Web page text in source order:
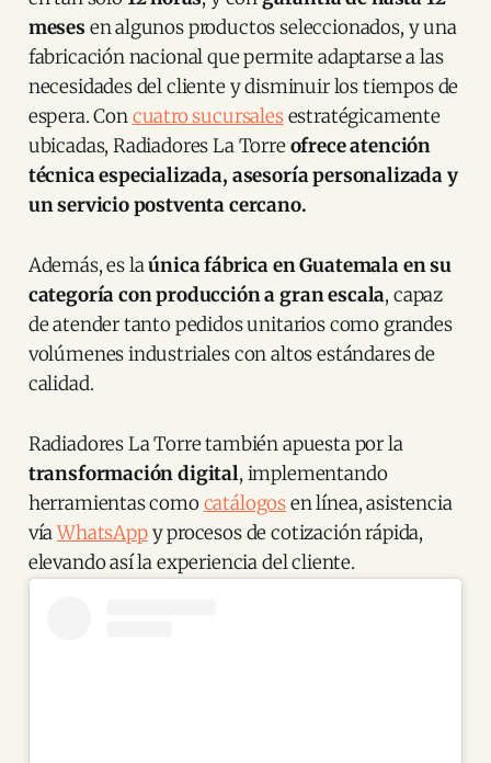
meses en algunos productos seleccionados, y una
fabricación nacional que permite adaptarse a las
necesidades del cliente y disminuir los tiempos de
espera. Concuatro sucursalesestratégicamente
ubicadas, Radiadores La Torre ofrece atención
técnica especializada, asesoría personalizada y
un servicio postventa cercano.
Además, es laúnica fábrica en Guatemala en su
categoría con producción a gran escala, capaz
de atender tanto pedidos unitarios como grandes
volúmenes industriales con altos estándares de
calidad.
Radiadores La Torre también apuesta por la
transformación digital, implementando
herramientas comocatálogosen línea, asistencia
víaWhatsAppy procesos de cotización rápida,
elevando así la experiencia del cliente.